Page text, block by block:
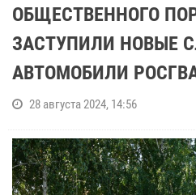
ОБЩЕСТВЕННОГО
ЗАСТУПИЛИ НОВЫЕ
АВТОМОБИЛИ
28 августа 2024, 14:56